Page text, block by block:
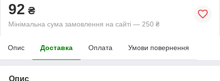
92 ₴
Мінімальна сума замовлення на сайті — 250 ₴
Опис Доставка Оплата Умови повернення
Опис